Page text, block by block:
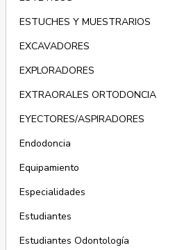
ESTUCHES Y MUESTRARIOS
EXCAVADORES
EXPLORADORES
EXTRAORALES ORTODONCIA
EYECTORES/ASPIRADORES
Endodoncia
Equipamiento
Especialidades
Estudiantes
Estudiantes Odontología